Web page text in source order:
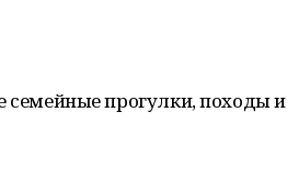
семейные прогулки, походы и